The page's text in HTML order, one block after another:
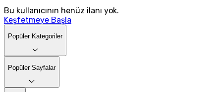
Bu kullanıcının henüz ilanı yok.
Keşfetmeye Başla
Popüler Kategoriler
Popüler Sayfalar